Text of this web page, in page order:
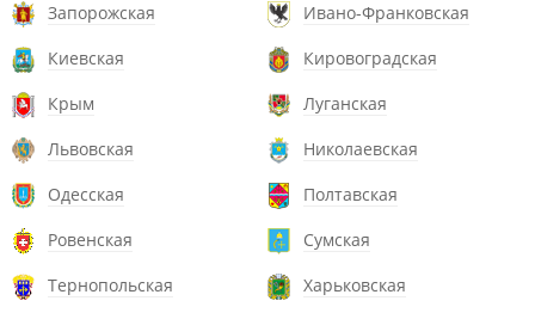
Запорожская
Ивано-Франковская
Киевская
Кировоградская
Крым
Луганская
Львовская
Николаевская
Одесская
Полтавская
Ровенская
Сумская
Тернопольская
Харьковская